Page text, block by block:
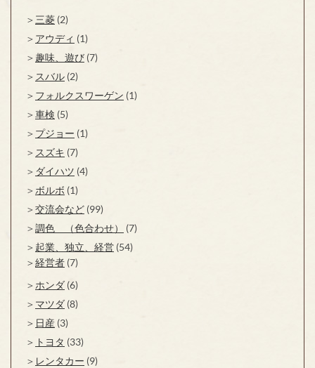
三菱 (2)
アウディ (1)
趣味、遊び (7)
スバル (2)
フォルクスワーゲン (1)
車検 (5)
プジョー (1)
スズキ (7)
ダイハツ (4)
ボルボ (1)
交流会など (99)
調色 （色合わせ）
(7)
起業、独立、経営 (54)
経営者 (7)
ホンダ (6)
マツダ (8)
日産 (3)
トヨタ (33)
レンタカー (9)